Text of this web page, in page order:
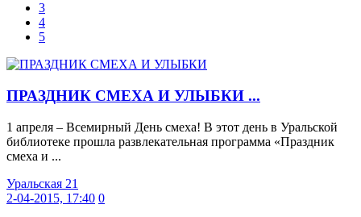
3
4
5
ПРАЗДНИК СМЕХА И УЛЫБКИ ...
1 апреля – Всемирный День смеха! В этот день в Уральской
библиотеке прошла развлекательная программа «Праздник
смеха и ...
Уральская 21
2-04-2015, 17:40 0